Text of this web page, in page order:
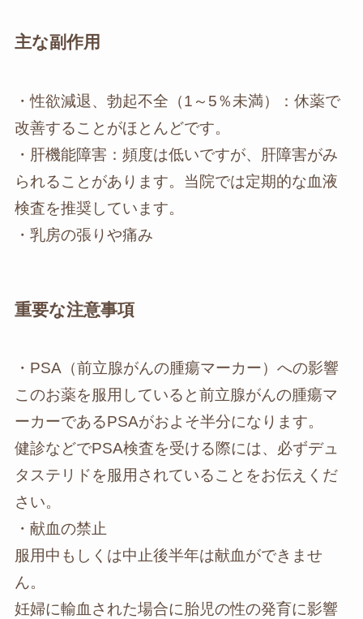
主な副作用
・性欲減退、勃起不全（1～5％未満）：休薬で
改善することがほとんどです。
・肝機能障害：頻度は低いですが、肝障害がみ
られることがあります。当院では定期的な血液
検査を推奨しています。
・乳房の張りや痛み
重要な注意事項
・PSA（前立腺がんの腫瘍マーカー）への影響
このお薬を服用していると前立腺がんの腫瘍マ
ーカーであるPSAがおよそ半分になります。
健診などでPSA検査を受ける際には、必ずデュ
タステリドを服用されていることをお伝えくだ
さい。
・献血の禁止
服用中もしくは中止後半年は献血ができませ
ん。
妊婦に輸血された場合に胎児の性の発育に影響